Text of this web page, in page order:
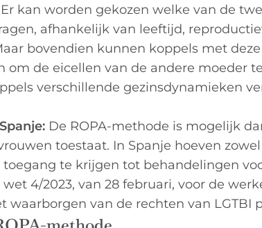
Er kan worden gekozen welke van de
afhankelijk van leeftijd,
bovendien kunnen koppels met
om de eicellen van de andere moeder
verschillende gezinsdynamieken
De ROPA-methode is mogelijk
toestaat. In Spanje hoeven
te krijgen tot behandelingen
4/2023, van 28 februari, voor de
waarborgen van de rechten van LGTBI